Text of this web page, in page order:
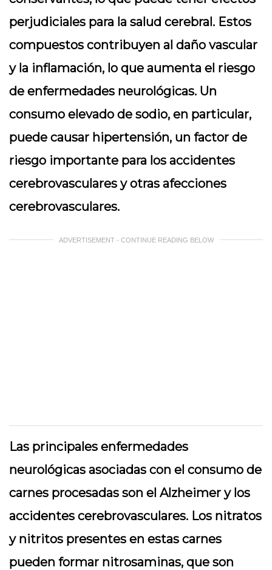
perjudiciales para la salud cerebral. Estos
compuestos contribuyen al daño vascular
y la inflamación, lo que aumenta el riesgo
de enfermedades neurológicas. Un
consumo elevado de sodio, en particular,
puede causar hipertensión, un factor de
riesgo importante para los accidentes
cerebrovasculares y otras afecciones
cerebrovasculares.
ADVERTISEMENT - CONTINUE READING BELOW
Las principales enfermedades
neurológicas asociadas con el consumo de
carnes procesadas son el Alzheimer y los
accidentes cerebrovasculares. Los nitratos
y nitritos presentes en estas carnes
pueden formar nitrosaminas, que son